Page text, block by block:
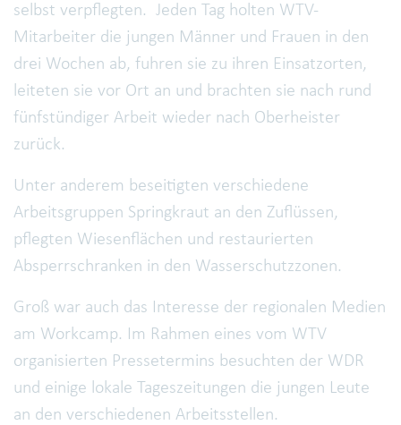
selbst verpflegten. Jeden Tag holten WTV-
Mitarbeiter die jungen Männer und Frauen in den
drei Wochen ab, fuhren sie zu ihren Einsatzorten,
leiteten sie vor Ort an und brachten sie nach rund
fünfstündiger Arbeit wieder nach Oberheister
zurück.
Unter anderem beseitigten verschiedene
Arbeitsgruppen Springkraut an den Zuflüssen,
pflegten Wiesenflächen und restaurierten
Absperrschranken in den Wasserschutzzonen.
Groß war auch das Interesse der regionalen Medien
am Workcamp. Im Rahmen eines vom WTV
organisierten Pressetermins besuchten der WDR
und einige lokale Tageszeitungen die jungen Leute
an den verschiedenen Arbeitsstellen.